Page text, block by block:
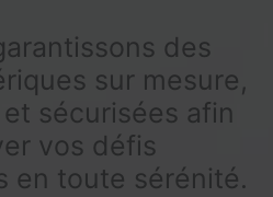
des
sur mesure,
sécurisées afin
vos défis
en toute sérénité.